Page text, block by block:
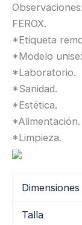
FEROX.
*Etiqueta
*Modelo
*Laboratorio.
*Sanidad.
*Estética.
*Alimentación.
*Limpieza.
Dimensiones
Talla